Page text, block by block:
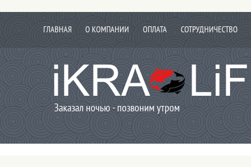
ГЛАВНАЯ О КОМПАНИИ ОПЛАТА СОТРУДНИЧЕСТВО
Заказал ночью - позвоним утром